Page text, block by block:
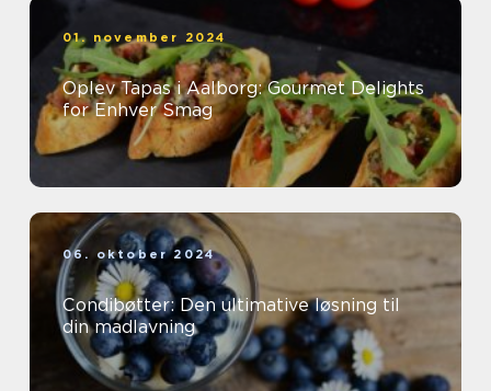
01. november 2024
Oplev Tapas i Aalborg: Gourmet Delights
for Enhver Smag
06. oktober 2024
Condibøtter: Den ultimative løsning til
din madlavning